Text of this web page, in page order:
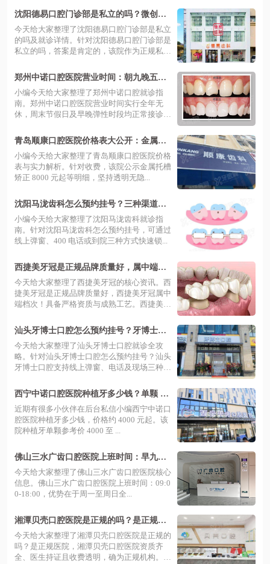
沈阳德易口腔门诊部是私立的吗？微创种
植技术好，价格表及就诊攻略全解析
今天给大家整理了沈阳德易口腔门诊部是私立
的吗及就诊详情。针对沈阳德易口腔门诊部是
私立的吗，答案是肯定的，该院作为正规私
郑州中诺口腔医院营业时间：朝九晚五，
全年无休，预附约挂号+地址指南
小编今天给大家整理了郑州中诺口腔就诊指
南。郑州中诺口腔医院营业时间实行全年无
休，周末节假日及早晚弹性时段均正常接诊。
青岛顺康口腔医院价格表大公开：金属托
槽矫正8000元起+全瓷牙冠1200元起+瑞士
种植牙5800元起
小编今天给大家整理了青岛顺康口腔医院价格
表与实力解析。针对收费，该院公示金属托槽
矫正 8000 元起等明细，坚持透明无隐...
沈阳马泷齿科怎么预约挂号？三种渠道享
数字化矫正与美学种植，正规连锁技术靠
谱
小编今天给大家整理了沈阳马泷齿科就诊指
南。针对沈阳马泷齿科怎么预约挂号，可通过
线上弹窗、400 电话或到院三种方式快速锁...
西捷美牙冠是正规品牌质量好，属中端档
次！全瓷冠价格不贵有优势
今天给大家整理了西捷美牙冠的核心资讯。西
捷美牙冠是正规品牌质量好，西捷美牙冠属中
端档次！具备严格资质与成熟工艺。西捷美
汕头牙博士口腔怎么预约挂号？牙博士口
腔预约挂号+分院地址+价格表一览
今天给大家整理了汕头牙博士口腔就诊全攻
略。针对汕头牙博士口腔怎么预约挂号？汕头
牙博士口腔支持线上弹窗、电话及现场三种便
西宁中诺口腔医院种植牙多少钱？单颗 29
80 元起，预约挂号通道已开启轻松种好牙
近期有很多小伙伴在后台私信小编西宁中诺口
腔医院种植牙多少钱，价格约 4000 元起。该
院种植牙单颗参考价 4000 至 ...
佛山三水广齿口腔医院上班时间：早九晚
六好预约，地址在 健力宝北路 27号
今天给大家整理了佛山三水广齿口腔医院核心
信息。佛山三水广齿口腔医院上班时间：09:0
0-18:00，优势在于周一至周日全...
湘潭贝壳口腔医院是正规的吗？是正规医
院，医生技术好，附价格表地址及预约挂
号指南
今天给大家整理了湘潭贝壳口腔医院是正规的
吗？是正规医院，湘潭贝壳口腔医院资质齐
全、医生持证且收费透明，确为正规机构。湘